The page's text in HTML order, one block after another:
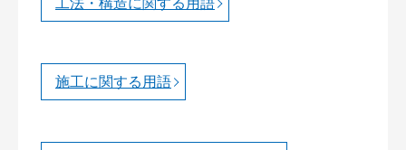
施工に関する用語